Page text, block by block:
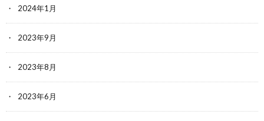
2024年1月
2023年9月
2023年8月
2023年6月